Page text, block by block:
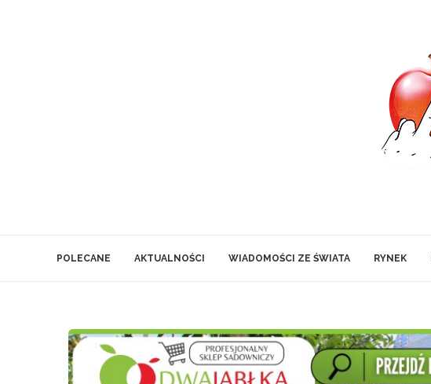
POLECANE AKTUALNOŚCI WIADOMOŚCI ZE ŚWIATA RYNEK